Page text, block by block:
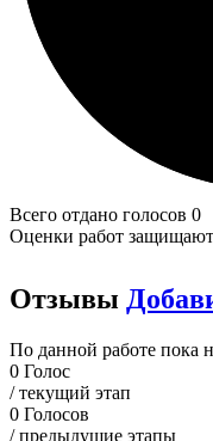
Всего отдано голосов 0
Оценки работ
Отзывы
По данной работе пока
0 Голос
/ текущий этап
0 Голосов
/ предыдущие этапы